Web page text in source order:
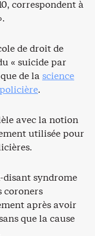
correspondent à
de droit de
« suicide par
de lascience
.
avec la notion
utilisée pour
disant syndrome
coroners
après avoir
que la cause